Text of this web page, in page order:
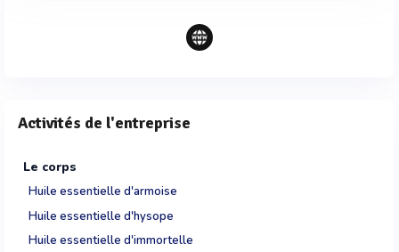
Activités de l'entreprise
Le corps
Huile essentielle d'armoise
Huile essentielle d'hysope
Huile essentielle d'immortelle